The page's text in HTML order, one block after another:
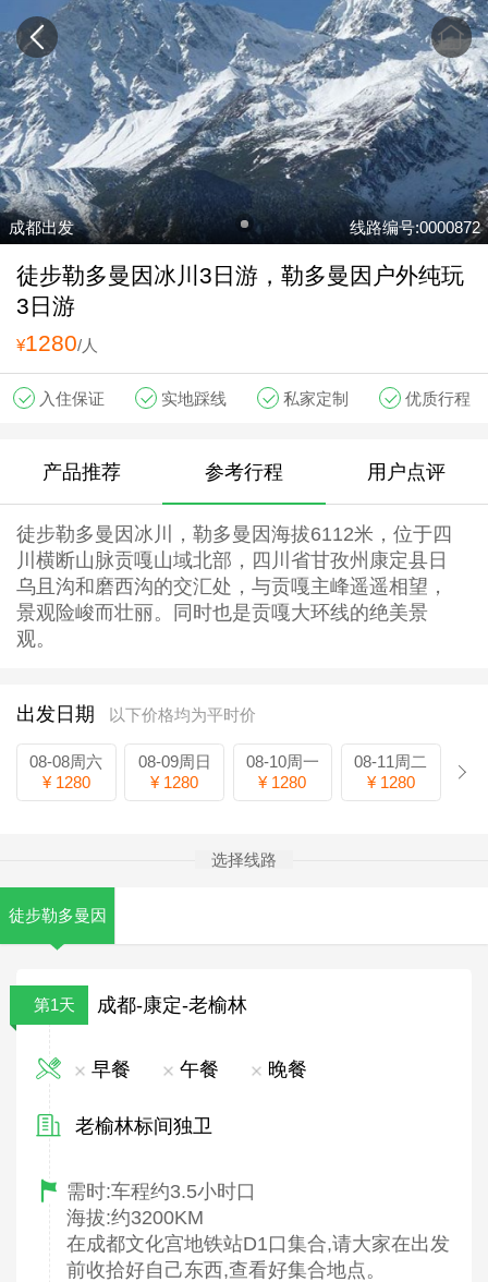
成都出发 线路编号:0000872
徒步勒多曼因冰川3日游，勒多曼因户外纯玩
3日游
¥1280/人
入住保证 实地踩线 私家定制 优质行程
产品推荐 参考行程 用户点评
徒步勒多曼因冰川，勒多曼因海拔6112米，位于四
川横断山脉贡嘎山域北部，四川省甘孜州康定县日
乌且沟和磨西沟的交汇处，与贡嘎主峰遥遥相望，
景观险峻而壮丽。同时也是贡嘎大环线的绝美景
观。
出发日期 以下价格均为平时价
08-08周六
¥ 1280
08-09周日
¥ 1280
08-10周一
¥ 1280
08-11周二
¥ 1280
选择线路
徒步勒多曼因
第1天
成都-康定-老榆林
早餐 午餐 晚餐
老榆林标间独卫
需时:车程约3.5小时口
海拔:约3200KM
在成都文化宫地铁站D1口集合,请大家在出发
前收拾好自己东西,查看好集合地点。